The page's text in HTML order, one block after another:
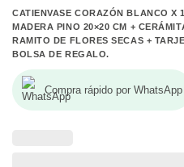
CATIENVASE CORAZÓN BLANCO X
MADERA PINO 20×20 CM +
RAMITO DE FLORES SECAS +
BOLSA DE REGALO.
Compra rápido por WhatsApp